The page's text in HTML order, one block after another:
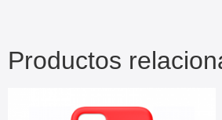
Productos